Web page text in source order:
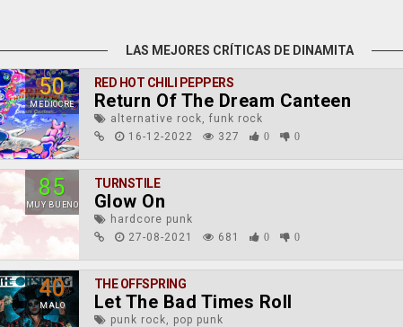
LAS MEJORES CRÍTICAS DE DINAMITA
50
MEDIOCRE
RED HOT CHILI PEPPERS
Return Of The Dream Canteen
alternative rock, funk rock
16-12-2022
327 0 0
85
MUY BUENO
TURNSTILE
Glow On
hardcore punk
27-08-2021
681 0 0
40
MALO
THE OFFSPRING
Let The Bad Times Roll
punk rock, pop punk